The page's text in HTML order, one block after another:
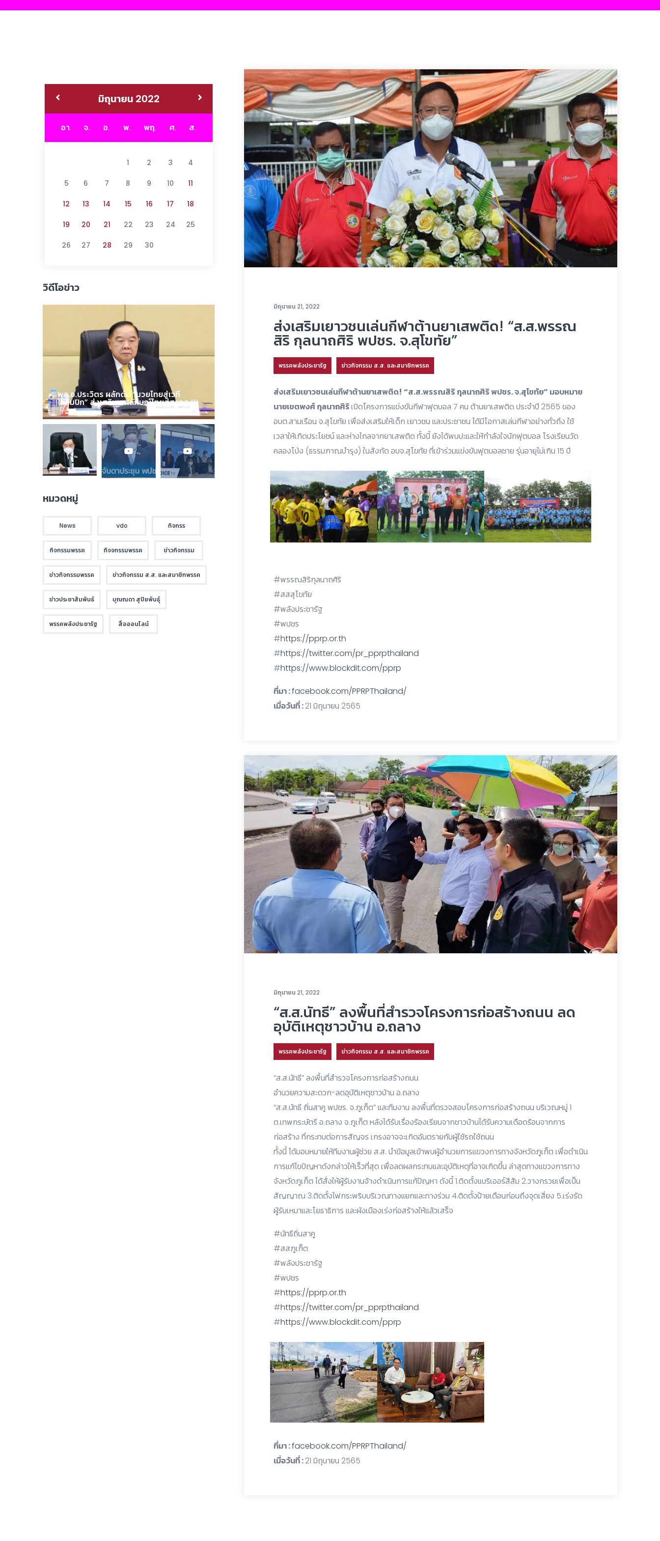
มิถุนายน 21, 2022
ส่งเสริมเยาวชนเล่นกีฬาต้านยาเสพติด! “ส.ส.พรรณ
สิริ กุลนาถศิริ พปชร. จ.สุโขทัย”
พรรคพลังประชารัฐ ข่าวกิจกรรม ส.ส. และสมาชิกพรรค
ส่งเสริมเยาวชนเล่นกีฬาต้านยาเสพติด! “ส.ส.พรรณสิริ กุลนาถศิริ พปชร. จ.สุโขทัย” มอบหมาย
นายเขตพงศ์ กุลนาถศิริเปิดโครงการแข่งขันกีฬาฟุตบอล 7 คน ต้านยาเสพติด ประจำปี 2565 ของ
อบต.สามเรือน จ.สุโขทัย เพื่อส่งเสริมให้เด็ก เยาวชน และประชาชน ได้มีโอกาสเล่นกีฬาอย่างทั่วถึง ใช้
เวลาให้เกิดประโยชน์ และห่างไกลจากยาเสพติด ทั้งนี้ ยังได้พบปะและให้กำลังใจนักฟุตบอล โรงเรียนวัด
คลองโป่ง (ธรรมภาณบำรุง) ในสังกัด อบจ.สุโขทัย ที่เข้าร่วมแข่งขันฟุตบอลชาย รุ่นอายุไม่เกิน 15 ปี
#พรรณสิริกุลนาถศิริ
#สสสุโขทัย
#พลังประชารัฐ
#พปชร
#https://pprp.or.th
#https://twitter.com/pr_pprpthailand
#https://www.blockdit.com/pprp
ที่มา :facebook.com/PPRPThailand/
เมื่อวันที่ :21 มิถุนายน 2565
มิถุนายน 21, 2022
“ส.ส.นัทธี” ลงพื้นที่สำรวจโครงการก่อสร้างถนน ลด
อุบัติเหตุชาวบ้าน อ.ถลาง
พรรคพลังประชารัฐ ข่าวกิจกรรม ส.ส. และสมาชิกพรรค
“ส.ส.นัทธี” ลงพื้นที่สำรวจโครงการก่อสร้างถนน
อำนวยความสะดวก-ลดอุบัติเหตุชาวบ้าน อ.ถลาง
“ส.ส.นัทธี ถิ่นสาคู พปชร. จ.ภูเก็ต” และทีมงาน ลงพื้นที่ตรวจสอบโครงการก่อสร้างถนน บริเวณหมู่ 1
ต.เทพกระษัตรี อ.ถลาง จ.ภูเก็ต หลังได้รับเรื่องร้องเรียนจากชาวบ้านได้รับความเดือดร้อนจากการ
ก่อสร้าง ที่กระทบต่อการสัญจร เกรงอาจจะเกิดอันตรายกับผู้ใช้รถใช้ถนน
ทั้งนี้ ได้มอบหมายให้ทีมงานผู้ช่วย ส.ส. นำข้อมูลเข้าพบผู้อำนวยการแขวงการทางจังหวัดภูเก็ต เพื่อดำเนิน
การแก้ไขปัญหาดังกล่าวให้เร็วที่สุด เพื่อลดผลกระทบและอุบัติเหตุที่อาจเกิดขึ้น ล่าสุดทางแขวงการทาง
จังหวัดภูเก็ต ได้สั่งให้ผู้รับงานจ้างดำเนินการแก้ปัญหา ดังนี้ 1.ติดตั้งแบริเออร์สีส้ม 2.วางกรวยเพื่อเป็น
สัญญาณ 3.ติดตั้งไฟกระพริบบริเวณทางแยกและทางร่วม 4.ติดตั้งป้ายเตือนก่อนถึงจุดเสี่ยง 5.เร่งรัด
ผู้รับเหมาและโยธาธิการ และผังเมืองเร่งก่อสร้างให้แล้วเสร็จ
#นัทธีถิ่นสาคู
#สสภูเก็ต
#พลังประชารัฐ
#พปชร
#https://pprp.or.th
#https://twitter.com/pr_pprpthailand
#https://www.blockdit.com/pprp
ที่มา :facebook.com/PPRPThailand/
เมื่อวันที่ :21 มิถุนายน 2565
มิถุนายน 2022
อา. จ. อ. พ. พฤ. ศ. ส.
1 2 3 4
5 6 7 8 9 10 11
12 13 14 15 16 17 18
19 20 21 22 23 24 25
26 27 28 29 30
วิดีโอข่าว
พล.อ.ประวิตร ผลักดัน “มวยไทยสู่เวที
โอลิมปิก” ส่งเสริมเอกลักษณ์ไทยสู่สากล !!!
หมวดหมู่
News vdo กิจกรร
กิจกรรมพรรค กิจจกรรมพรรค ข่าวกิจกรรม
ข่าวกิจกรรมพรรค ข่าวกิจกรรม ส.ส. และสมาชิกพรรค
ข่าวประชาสัมพันธ์ บุณณดา สุปิยพันธุ์
พรรคพลังประชารัฐ สื่อออนไลน์